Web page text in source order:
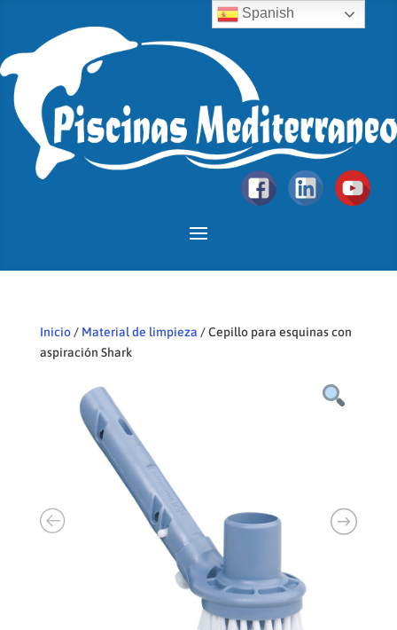
Inicio/ Material de limpieza / Cepillo para esquinas con
aspiración Shark
Spanish